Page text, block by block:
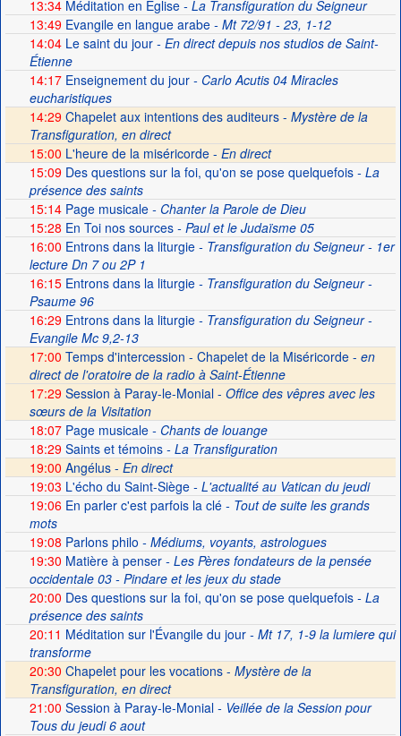
13:34Méditation en Eglise- La Transfiguration du Seigneur
13:49Evangile en langue arabe- Mt 72/91 - 23, 1-12
14:04Le saint du jour- En direct depuis nos studios de Saint-
Étienne
14:17Enseignement du jour- Carlo Acutis 04 Miracles
eucharistiques
14:29 Chapelet aux intentions des auditeurs - Mystère de la
Transfiguration, en direct
15:00 L'heure de la miséricorde - En direct
15:09Des questions sur la foi, qu'on se pose quelquefois- La
présence des saints
15:14Page musicale- Chanter la Parole de Dieu
15:28 En Toi nos sources- Paul et le Judaïsme 05
16:00 Entrons dans la liturgie- Transfiguration du Seigneur - 1er
lecture Dn 7 ou 2P 1
16:15Entrons dans la liturgie- Transfiguration du Seigneur -
Psaume 96
16:29Entrons dans la liturgie- Transfiguration du Seigneur -
Evangile Mc 9,2-13
17:00 Temps d'intercession - Chapelet de la Miséricorde - en
direct de l'oratoire de la radio à Saint-Étienne
17:29 Session à Paray-le-Monial - Office des vêpres avec les
sœurs de la Visitation
18:07Page musicale- Chants de louange
18:29Saints et témoins- La Transfiguration
19:00 Angélus - En direct
19:03 L'écho du Saint-Siège- L'actualité au Vatican du jeudi
19:06En parler c'est parfois la clé- Tout de suite les grands
mots
19:08 Parlons philo - Médiums, voyants, astrologues
19:30 Matière à penser- Les Pères fondateurs de la pensée
occidentale 03 - Pindare et les jeux du stade
20:00 Des questions sur la foi, qu'on se pose quelquefois- La
présence des saints
20:11 Méditation sur l'Évangile du jour- Mt 17, 1-9 la lumiere qui
transforme
20:30 Chapelet pour les vocations - Mystère de la
Transfiguration, en direct
21:00 Session à Paray-le-Monial- Veillée de la Session pour
Tous du jeudi 6 aout